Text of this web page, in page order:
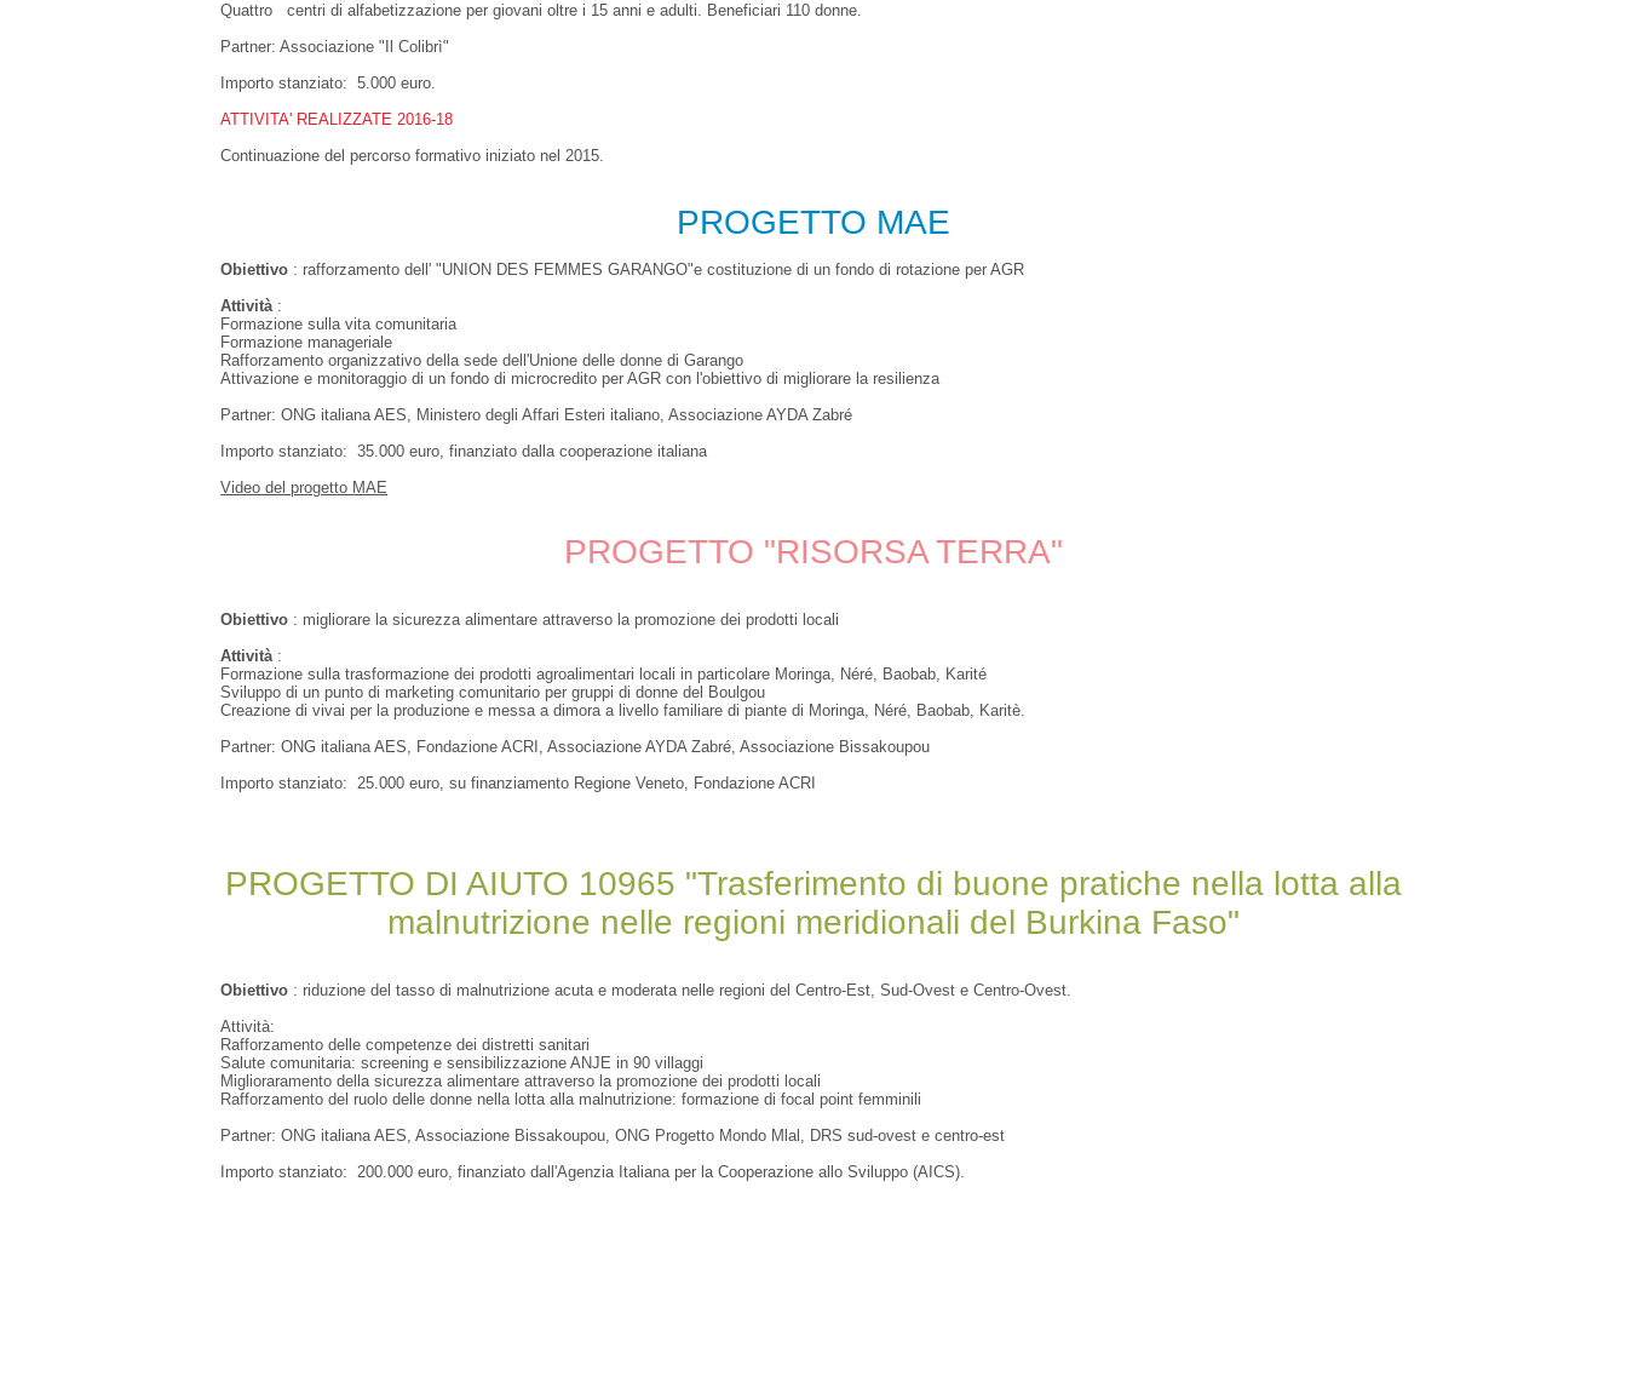
Quattro centri di alfabetizzazione per giovani oltre i 15 anni e adulti. Beneficiari 110 donne.
Partner: Associazione "Il Colibrì"
Importo stanziato: 5.000 euro.
ATTIVITA' REALIZZATE 2016-18
Continuazione del percorso formativo iniziato nel 2015.
PROGETTO MAE
Obiettivo : rafforzamento dell' "UNION DES FEMMES GARANGO"e costituzione di un fondo di rotazione per AGR
Attività:
Formazione sulla vita comunitaria
Formazione manageriale
Rafforzamento organizzativo della sede dell'Unione delle donne di Garango
Attivazione e monitoraggio di un fondo di microcredito per AGR con l'obiettivo di migliorare la resilienza
Partner: ONG italiana AES, Ministero degli Affari Esteri italiano, Associazione AYDA Zabré
Importo stanziato: 35.000 euro, finanziato dalla cooperazione italiana
Video del progetto MAE
PROGETTO "RISORSA TERRA"
Obiettivo : migliorare la sicurezza alimentare attraverso la promozione dei prodotti locali
Attività:
Formazione sulla trasformazione dei prodotti agroalimentari locali in particolare Moringa, Néré, Baobab, Karité
Sviluppo di un punto di marketing comunitario per gruppi di donne del Boulgou
Creazione di vivai per la produzione e messa a dimora a livello familiare di piante di Moringa, Néré, Baobab, Karitè.
Partner: ONG italiana AES, Fondazione ACRI, Associazione AYDA Zabré, Associazione Bissakoupou
Importo stanziato: 25.000 euro, su finanziamento Regione Veneto, Fondazione ACRI
PROGETTO DI AIUTO 10965 "Trasferimento di buone pratiche nella lotta alla
malnutrizione nelle regioni meridionali del Burkina Faso"
Obiettivo : riduzione del tasso di malnutrizione acuta e moderata nelle regioni del Centro-Est, Sud-Ovest e Centro-Ovest.
Attività:
Rafforzamento delle competenze dei distretti sanitari
Salute comunitaria: screening e sensibilizzazione ANJE in 90 villaggi
Miglioraramento della sicurezza alimentare attraverso la promozione dei prodotti locali
Rafforzamento del ruolo delle donne nella lotta alla malnutrizione: formazione di focal point femminili
Partner: ONG italiana AES, Associazione Bissakoupou, ONG Progetto Mondo Mlal, DRS sud-ovest e centro-est
Importo stanziato: 200.000 euro, finanziato dall'Agenzia Italiana per la Cooperazione allo Sviluppo (AICS).